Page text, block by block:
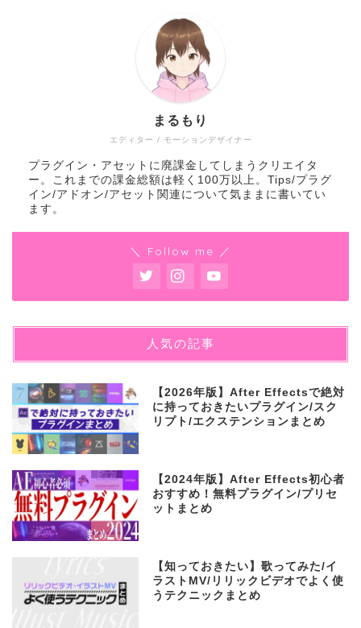
エディター / モーションデザイナー
まるもり
プラグイン・アセットに廃課金してしまうクリエイタ
ー。これまでの課金総額は軽く100万以上。Tips/プラグ
イン/アドオン/アセット関連について気ままに書いてい
ます。
＼ Follow me ／
人気の記事
【2026年版】After Effectsで絶対
に持っておきたいプラグイン/スク
リプト/エクステンションまとめ
【2024年版】After Effects初心者
おすすめ！無料プラグイン/プリセ
ットまとめ
【知っておきたい】歌ってみた/イ
ラストMV/リリックビデオでよく使
うテクニックまとめ